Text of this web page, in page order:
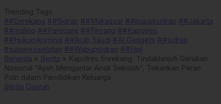
Trending Tags
##Enrekang ##Sidrap ##Makassar ##bupatisidrap ##Jakarta
##malino ##Parepare ##Pinrang ##Kapolres
##Hukumkriminal ##Arab Saudi #AI Gadgets ##sidrap
#sulawesiselatan ##Wabupsidrap ##Haji
Beranda » Berita » Kapolres Enrekang Tindaklanjuti Gerakan
Nasional “Ayah Mengantar Anak Sekolah”, Tekankan Peran
Polri dalam Pendidikan Keluarga
Berita Daerah